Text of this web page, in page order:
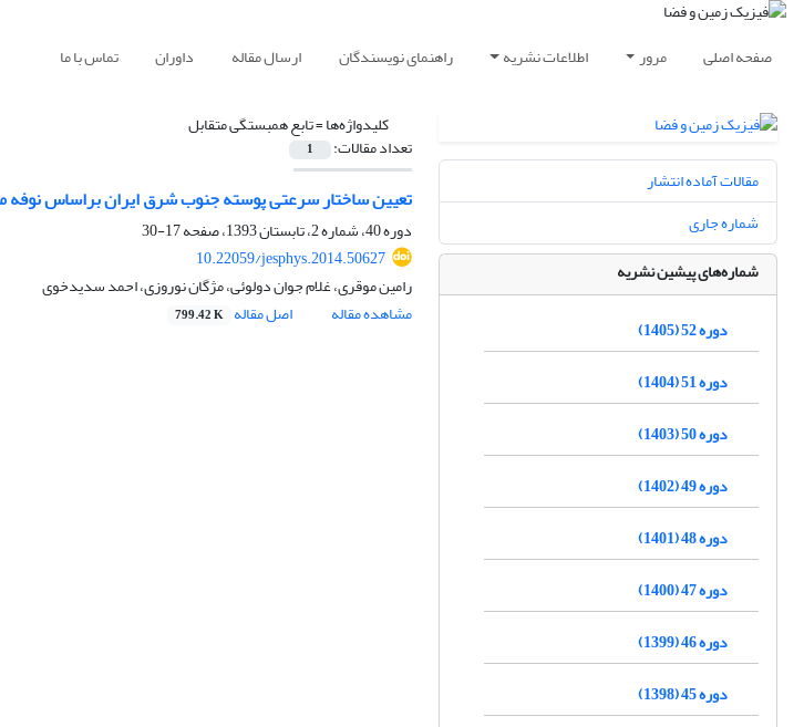
صفحه اصلی مرور اطلاعات نشریه راهنمای نویسندگان ارسال مقاله داوران تماس با ما
کلیدواژه‌ها =تابع همبستگی متقابل
تعداد مقالات: 1
تعیین ساختار سرعتی پوسته جنوب شرق ایران براساس نوفه
دوره 40، شماره 2، تابستان 1393، صفحه
17-30
10.22059/jesphys.2014.50627
رامین موقری، غلام جوان دولوئی، مژگان نوروزی، احمد سدیدخوی
مشاهده مقاله
اصل مقاله 799.42 K
مقالات آماده انتشار
شماره جاری
شماره‌های پیشین نشریه
دوره 52 (1405)
دوره 51 (1404)
دوره 50 (1403)
دوره 49 (1402)
دوره 48 (1401)
دوره 47 (1400)
دوره 46 (1399)
دوره 45 (1398)